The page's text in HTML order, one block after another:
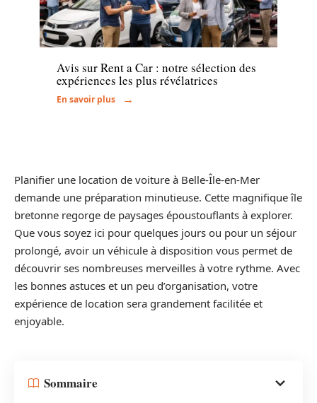
Voiture
Avis sur Rent a Car : notre sélection des
expériences les plus révélatrices
En savoir plus
Planifier une location de voiture à Belle-Île-en-Mer
demande une préparation minutieuse. Cette magnifique île
bretonne regorge de paysages époustouflants à explorer.
Que vous soyez ici pour quelques jours ou pour un séjour
prolongé, avoir un véhicule à disposition vous permet de
découvrir ses nombreuses merveilles à votre rythme. Avec
les bonnes astuces et un peu d’organisation, votre
expérience de location sera grandement facilitée et
enjoyable.
Sommaire